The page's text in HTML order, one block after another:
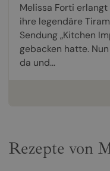
Melissa Forti
ihre legendäre
Sendung „Kitchen
gebacken hatte.
da und...
Rezepte von